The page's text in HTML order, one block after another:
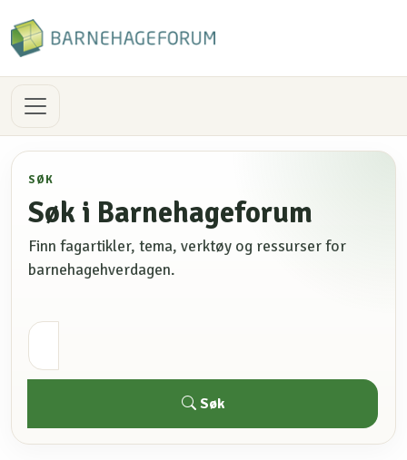
SØK
Søk i Barnehageforum
Finn fagartikler, tema, verktøy og ressurser for
barnehagehverdagen.
Søk